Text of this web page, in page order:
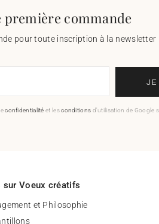
première commande
pour toute inscription à la newsletter
JE
confidentialité et lesconditions d'utilisation de Google
sur Voeux créatifs
et Philosophie